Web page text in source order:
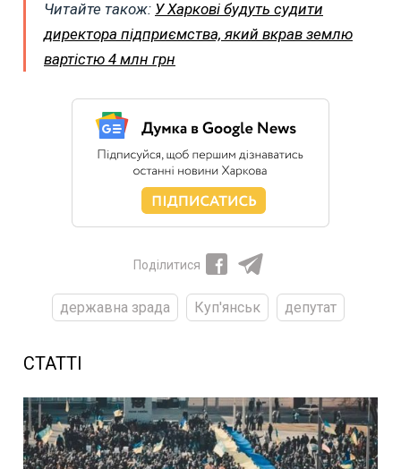
Читайте також: У Харкові будуть судити
директора підприємства, який вкрав землю
вартістю 4 млн грн
Поділитися
державна зрада Куп'янськ депутат
СТАТТІ